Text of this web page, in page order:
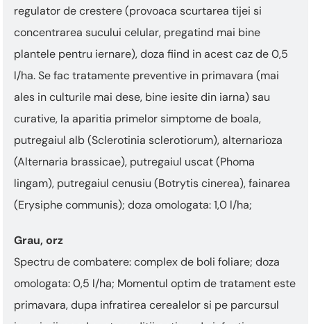
regulator de crestere (provoaca scurtarea tijei si
concentrarea sucului celular, pregatind mai bine
plantele pentru iernare), doza fiind in acest caz de 0,5
l/ha. Se fac tratamente preventive in primavara (mai
ales in culturile mai dese, bine iesite din iarna) sau
curative, la aparitia primelor simptome de boala,
putregaiul alb (Sclerotinia sclerotiorum), alternarioza
(Alternaria brassicae), putregaiul uscat (Phoma
lingam), putregaiul cenusiu (Botrytis cinerea), fainarea
(Erysiphe communis); doza omologata: 1,0 l/ha;
Grau, orz
Spectru de combatere: complex de boli foliare; doza
omologata: 0,5 l/ha; Momentul optim de tratament este
primavara, dupa infratirea cerealelor si pe parcursul